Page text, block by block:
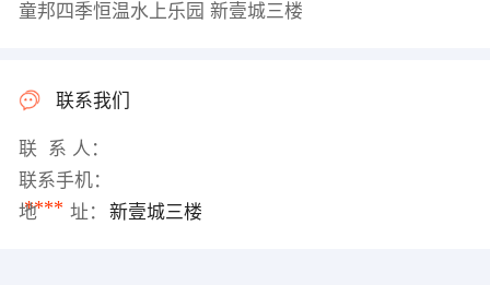
童邦四季恒温水上乐园 新壹城三楼
联系我们
联 系 人：
联系手机：
****
地 址： 新壹城三楼